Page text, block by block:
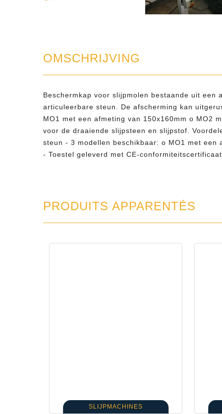
OMSCHRIJVING
Beschermkap voor slijpmolen bestaande uit
articuleerbare steun. De afscherming kan
MO1 met een afmeting van 150x160mm o MO2
voor de draaiende slijpsteen en slijpstof.
steun - 3 modellen beschikbaar: o MO1 met een
- Toestel geleverd met CE-
PRODUITS APPARENTÉS
SLIJPMACHINES